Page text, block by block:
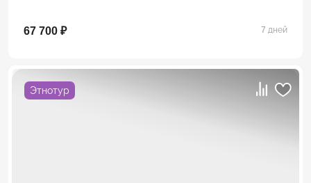
67 700 ₽ 7 дней
Этнотур